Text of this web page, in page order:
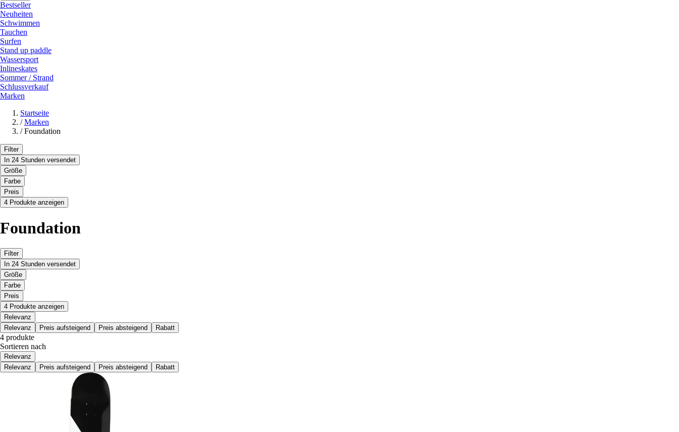
Bestseller
Neuheiten
Schwimmen
Tauchen
Surfen
Stand up paddle
Wassersport
Inlineskates
Sommer / Strand
Schlussverkauf
Marken
Startseite
/ Marken
/ Foundation
Filter
In 24 Stunden versendet
Größe
Farbe
Preis
4 Produkte anzeigen
Foundation
Filter
In 24 Stunden versendet
Größe
Farbe
Preis
4 Produkte anzeigen
Relevanz
Relevanz
Preis aufsteigend Preis absteigend Rabatt
4 produkte
Sortieren nach
Relevanz
Relevanz
Preis aufsteigend Preis absteigend Rabatt